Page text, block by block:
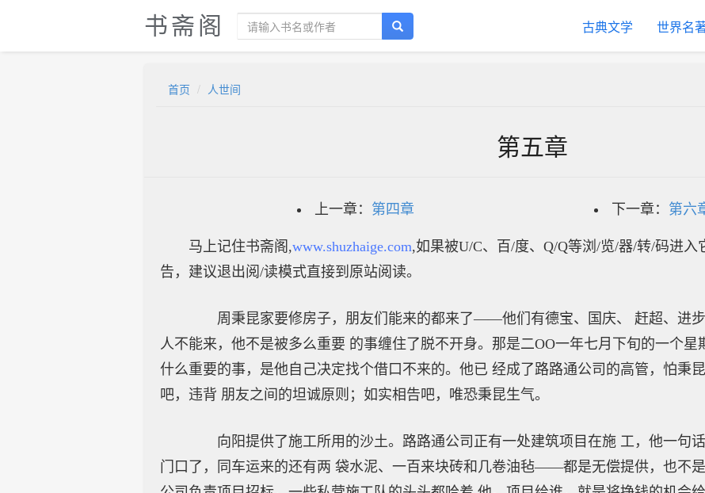
书斋阁 古典文学 世界名
首页 人世间
第五章
上一章： 第四章 下一章： 第六
马上记住书斋阁,www.shuzhaige.com,如果被U/C、百/度、Q/Q等浏/览/器/转/码进
告，建议退出阅/读模式直接到原站阅读。
周秉昆家要修房子，朋友们能来的都来了——他们有德宝、国庆、 赶超、进步
人不能来，他不是被多么重要 的事缠住了脱不开身。那是二OO一年七月下旬的一个
什么重要的事，是他自己决定找个借口不来的。他已 经成了路路通公司的高管，怕秉
吧，违背 朋友之间的坦诚原则；如实相告吧，唯恐秉昆生气。
向阳提供了施工所用的沙土。路路通公司正有一处建筑项目在施 工，他一句
门口了，同车运来的还有两 袋水泥、一百来块砖和几卷油毡——都是无偿提供，也不